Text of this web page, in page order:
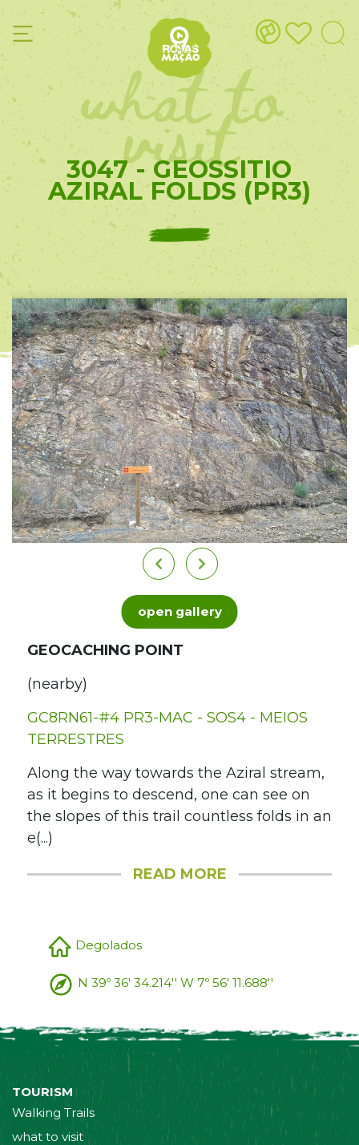
what to
visit
3047 - GEOSSITIO
AZIRAL FOLDS (PR3)
open gallery
GEOCACHING POINT
(nearby)
GC8RN61-#4 PR3-MAC - SOS4 - MEIOS
TERRESTRES
Along the way towards the Aziral stream,
as it begins to descend, one can see on
the slopes of this trail countless folds in an
e(...)
READ MORE
Degolados
N 39º 36' 34.214'' W 7º 56' 11.688''
TOURISM
Walking Trails
what to visit